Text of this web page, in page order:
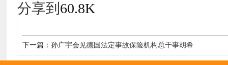
分享到 60.8K
下一篇： 孙广宇会见德国法定事故保险机构总干事胡希